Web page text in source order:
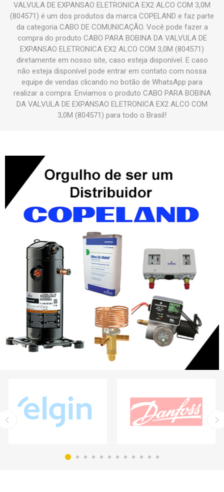
VALVULA DE EXPANSAO ELETRONICA EX2 ALCO COM 3,0M
(804571) é um dos produtos da marca COPELAND e faz parte
da categoria CABO DE COMUNICAÇÃO. Você pode fazer a
compra do produto CABO PARA BOBINA DA VALVULA DE
EXPANSAO ELETRONICA EX2 ALCO COM 3,0M (804571)
diretamente em nosso site, caso esteja disponível. E caso
não esteja disponível pode entrar em contato com nossa
equipe de vendas clicando no botão de WhatsApp para
realizar a compra. Enviamos o produto CABO PARA BOBINA
DA VALVULA DE EXPANSAO ELETRONICA EX2 ALCO COM
3,0M (804571) para todo o Brasil!